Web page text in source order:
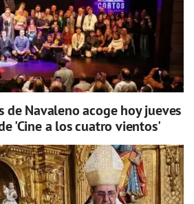
de Navaleno acoge hoy jueves
'Cine a los cuatro vientos'